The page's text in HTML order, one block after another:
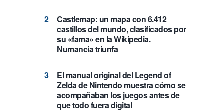
Castlemap: un mapa con 6.412
castillos del mundo, clasificados por
su «fama» en la Wikipedia.
Numancia triunfa
El manual original del Legend of
Zelda de Nintendo muestra cómo se
acompañaban los juegos antes de
que todo fuera digital